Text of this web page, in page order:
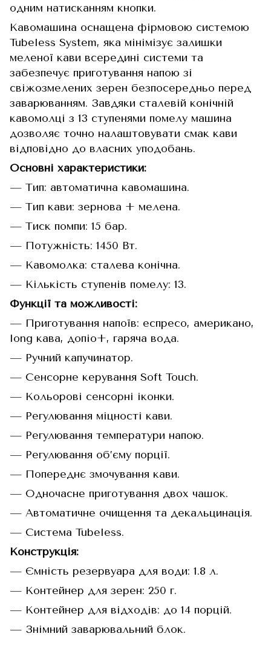
одним натисканням кнопки.
Кавомашина оснащена фірмовою системою
Tubeless System, яка мінімізує залишки
меленої кави всередині системи та
забезпечує приготування напою зі
свіжозмелених зерен безпосередньо перед
заварюванням. Завдяки сталевій конічній
кавомолці з 13 ступенями помелу машина
дозволяє точно налаштовувати смак кави
відповідно до власних уподобань.
Основні характеристики:
— Тип: автоматична кавомашина.
— Тип кави: зернова + мелена.
— Тиск помпи: 15 бар.
— Потужність: 1450 Вт.
— Кавомолка: сталева конічна.
— Кількість ступенів помелу: 13.
Функції та можливості:
— Приготування напоїв: еспресо, американо,
long кава, допіо+, гаряча вода.
— Ручний капучинатор.
— Сенсорне керування Soft Touch.
— Кольорові сенсорні іконки.
— Регулювання міцності кави.
— Регулювання температури напою.
— Регулювання об’єму порції.
— Попереднє змочування кави.
— Одночасне приготування двох чашок.
— Автоматичне очищення та декальцинація.
— Система Tubeless.
Конструкція:
— Ємність резервуара для води: 1.8 л.
— Контейнер для зерен: 250 г.
— Контейнер для відходів: до 14 порцій.
— Знімний заварювальний блок.